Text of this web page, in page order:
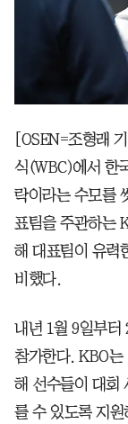
[OSEN=조형래
식(WBC)에서 한
락이라는 수모를
표팀을 주관하는
해 대표팀이 유력
비했다.
내년 1월 9일부터
참가한다. KBO는
해 선수들이 대회
를 수 있도록 지